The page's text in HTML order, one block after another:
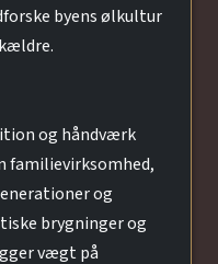
byens ølkultur
og håndværk
familievirksomhed,
og
brygninger og
vægt på